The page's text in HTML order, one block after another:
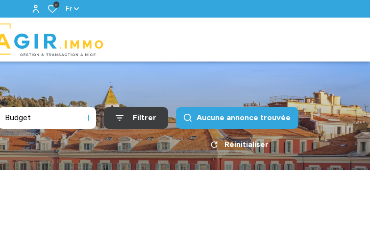
0 Fr
Budget Filtrer Aucune annonce trouvée
Réinitialiser